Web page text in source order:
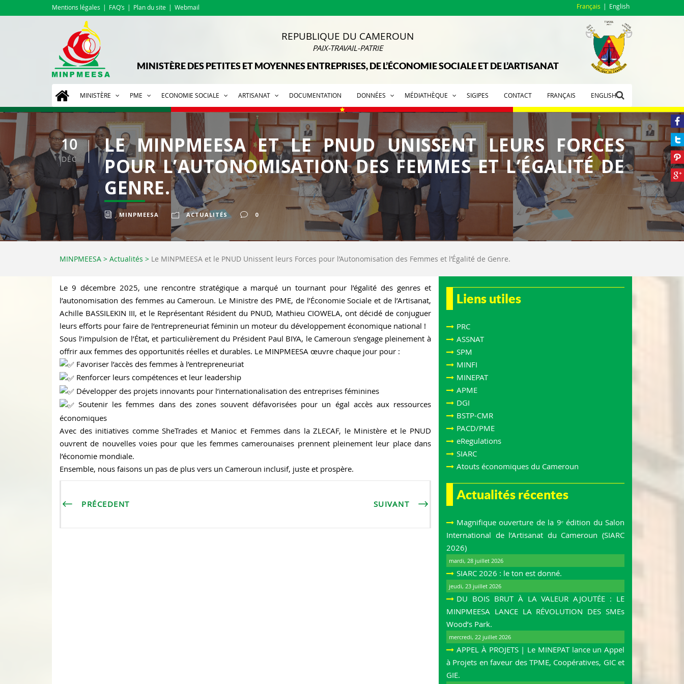
Mentions légales FAQ’s Plan du site Webmail Français English
REPUBLIQUE DU CAMEROUN
PAIX-TRAVAIL-PATRIE
MINISTÈRE DES PETITES ET MOYENNES ENTREPRISES, DE L’ÉCONOMIE SOCIALE ET DE L’ARTISANAT
MINISTÈRE PME ECONOMIE SOCIALE ARTISANAT DOCUMENTATION DONNÉES MÉDIATHÈQUE SIGIPES CONTACT FRANÇAIS ENGLISH
10
DÉC
LE MINPMEESA ET LE PNUD UNISSENT LEURS FORCES
POUR L’AUTONOMISATION DES FEMMES ET L’ÉGALITÉ DE
GENRE.
MINPMEESA ACTUALITÉS 0
MINPMEESA > Actualités > Le MINPMEESA et le PNUD Unissent leurs Forces pour l’Autonomisation des Femmes et l’Égalité de Genre.
Le 9 décembre 2025, une rencontre stratégique a marqué un tournant pour l’égalité des genres et
l’autonomisation des femmes au Cameroun. Le Ministre des PME, de l’Économie Sociale et de l’Artisanat,
Achille BASSILEKIN III, et le Représentant Résident du PNUD, Mathieu CIOWELA, ont décidé de conjuguer
leurs efforts pour faire de l’entrepreneuriat féminin un moteur du développement économique national !
Sous l’impulsion de l’État, et particulièrement du Président Paul BIYA, le Cameroun s’engage pleinement à
offrir aux femmes des opportunités réelles et durables. Le MINPMEESA œuvre chaque jour pour :
Favoriser l’accès des femmes à l’entrepreneuriat
Renforcer leurs compétences et leur leadership
Développer des projets innovants pour l’internationalisation des entreprises féminines
Soutenir les femmes dans des zones souvent défavorisées pour un égal accès aux ressources
économiques
Avec des initiatives comme SheTrades et Manioc et Femmes dans la ZLECAF, le Ministère et le PNUD
ouvrent de nouvelles voies pour que les femmes camerounaises prennent pleinement leur place dans
l’économie mondiale.
Ensemble, nous faisons un pas de plus vers un Cameroun inclusif, juste et prospère.
PRÉCEDENT SUIVANT
Liens utiles
PRC
ASSNAT
SPM
MINFI
MINEPAT
APME
DGI
BSTP-CMR
PACD/PME
eRegulations
SIARC
Atouts économiques du Cameroun
Actualités récentes
Magnifique ouverture de la 9ᵉ édition du Salon
International de l’Artisanat du Cameroun (SIARC
2026)
mardi, 28 juillet 2026
SIARC 2026 : le ton est donné.
jeudi, 23 juillet 2026
DU BOIS BRUT À LA VALEUR AJOUTÉE : LE
MINPMEESA LANCE LA RÉVOLUTION DES SMEs
Wood’s Park.
mercredi, 22 juillet 2026
APPEL À PROJETS | Le MINEPAT lance un Appel
à Projets en faveur des TPME, Coopératives, GIC et
GIE.